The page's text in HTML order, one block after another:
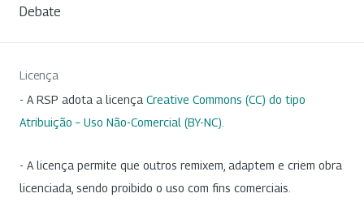
Debate
Licença
- A RSP adota a licença Creative Commons (CC) do tipo
Atribuição – Uso Não-Comercial (BY-NC)
- A licença permite que outros remixem, adaptem e criem obra
licenciada, sendo proibido o uso com fins comerciais.